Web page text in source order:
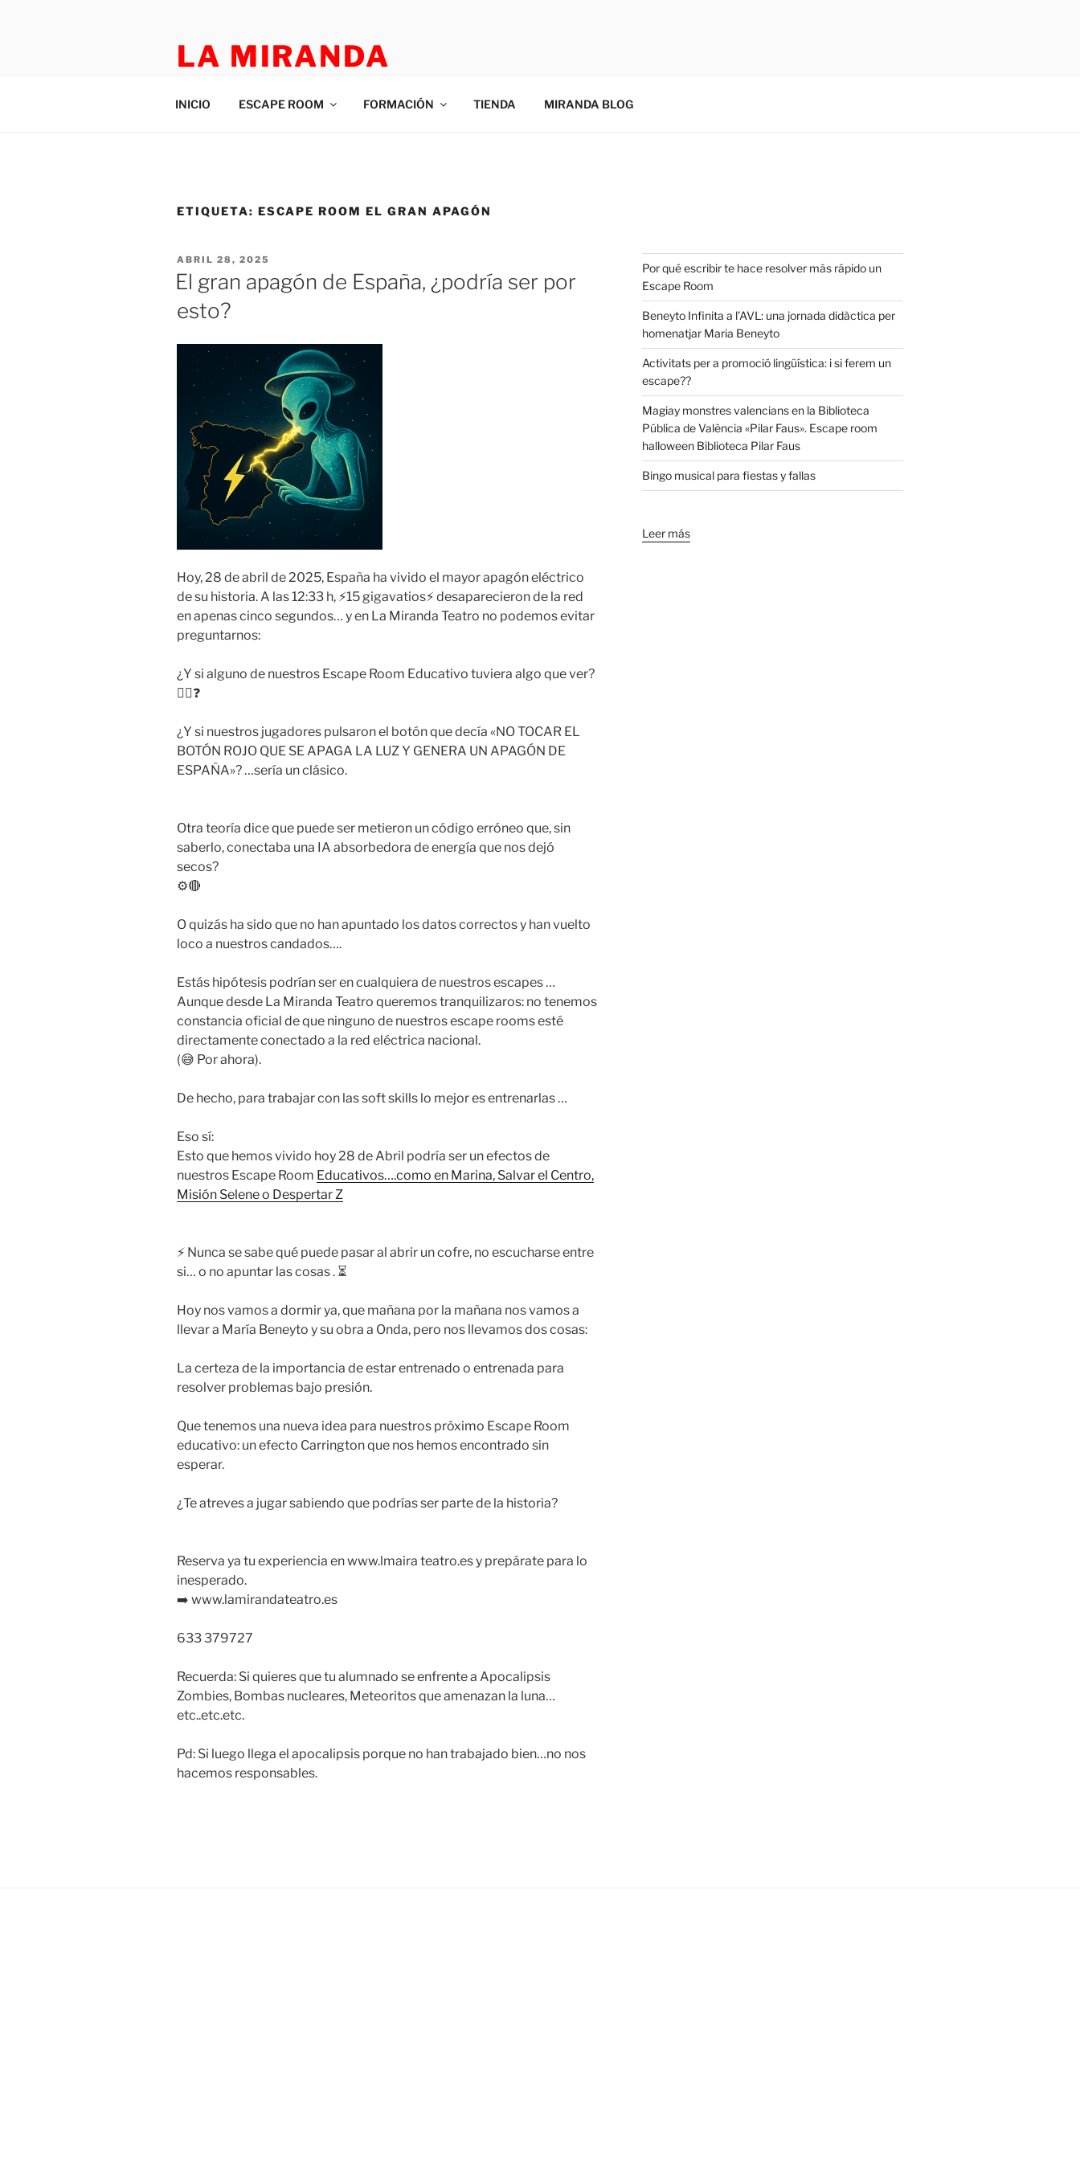
LA MIRANDA
INICIO ESCAPE ROOM FORMACIÓN TIENDA MIRANDA BLOG
ETIQUETA: ESCAPE ROOM EL GRAN APAGÓN
ABRIL 28, 2025
El gran apagón de España, ¿podría ser por
esto?
Hoy, 28 de abril de 2025, España ha vivido el mayor apagón eléctrico
de su historia. A las 12:33 h, ⚡15 gigavatios⚡ desaparecieron de la red
en apenas cinco segundos… y en La Miranda Teatro no podemos evitar
preguntarnos:
¿Y si alguno de nuestros Escape Room Educativo tuviera algo que ver?
🕵️‍♂️❓
¿Y si nuestros jugadores pulsaron el botón que decía «NO TOCAR EL
BOTÓN ROJO QUE SE APAGA LA LUZ Y GENERA UN APAGÓN DE
ESPAÑA»? …sería un clásico.
Otra teoría dice que puede ser metieron un código erróneo que, sin
saberlo, conectaba una IA absorbedora de energía que nos dejó
secos?
⚙️🔴
O quizás ha sido que no han apuntado los datos correctos y han vuelto
loco a nuestros candados….
Estás hipótesis podrían ser en cualquiera de nuestros escapes …
Aunque desde La Miranda Teatro queremos tranquilizaros: no tenemos
constancia oficial de que ninguno de nuestros escape rooms esté
directamente conectado a la red eléctrica nacional.
(😅 Por ahora).
De hecho, para trabajar con las soft skills lo mejor es entrenarlas …
Eso sí:
Esto que hemos vivido hoy 28 de Abril podría ser un efectos de
nuestros Escape Room Educativos….como en Marina, Salvar el Centro,
Misión Selene o Despertar Z
⚡ Nunca se sabe qué puede pasar al abrir un cofre, no escucharse entre
si… o no apuntar las cosas . ⏳
Hoy nos vamos a dormir ya, que mañana por la mañana nos vamos a
llevar a María Beneyto y su obra a Onda, pero nos llevamos dos cosas:
La certeza de la importancia de estar entrenado o entrenada para
resolver problemas bajo presión.
Que tenemos una nueva idea para nuestros próximo Escape Room
educativo: un efecto Carrington que nos hemos encontrado sin
esperar.
¿Te atreves a jugar sabiendo que podrías ser parte de la historia?
Reserva ya tu experiencia en www.lmaira teatro.es y prepárate para lo
inesperado.
➡️ www.lamirandateatro.es
633 379727
Recuerda: Si quieres que tu alumnado se enfrente a Apocalipsis
Zombies, Bombas nucleares, Meteoritos que amenazan la luna…
etc..etc.etc.
Pd: Si luego llega el apocalipsis porque no han trabajado bien…no nos
hacemos responsables.
Por qué escribir te hace resolver más rápido un
Escape Room
Beneyto Infinita a l’AVL: una jornada didàctica per
homenatjar Maria Beneyto
Activitats per a promoció lingüística: i si ferem un
escape??
Magiay monstres valencians en la Biblioteca
Pública de València «Pilar Faus». Escape room
halloween Biblioteca Pilar Faus
Bingo musical para fiestas y fallas
Leer más